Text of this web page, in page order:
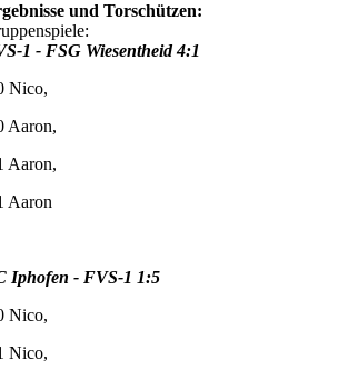
und Torschützen:
1 - FSG Wiesentheid 4:1
Nico,
Aaron,
Aaron,
Aaron
Iphofen - FVS-1 1:5
Nico,
Nico,